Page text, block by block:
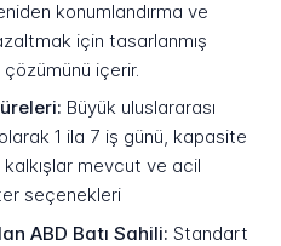
konumlandırma ve
için tasarlanmış
çözümünü içerir.
Büyük uluslararası
1 ila 7 iş günü, kapasite
kalkışlar mevcut ve acil
seçenekleri
ABD Batı Sahili: Standart